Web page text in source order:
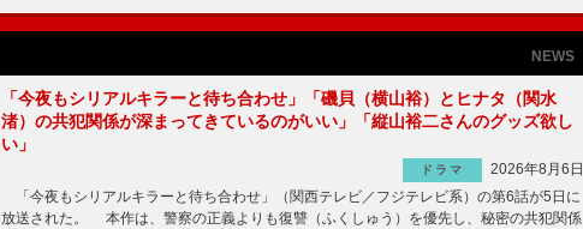
NEWS
「今夜もシリアルキラーと待ち合わせ」「磯貝（横山裕）とヒナタ（関水
渚）の共犯関係が深まってきているのがいい」「縦山裕二さんのグッズ欲し
い」
ドラマ
2026年8月6日
「今夜もシリアルキラーと待ち合わせ」（関西テレビ／フジテレビ系）の第6話が5日に
放送された。 本作は、警察の正義よりも復讐（ふくしゅう）を優先し、秘密の共犯関係